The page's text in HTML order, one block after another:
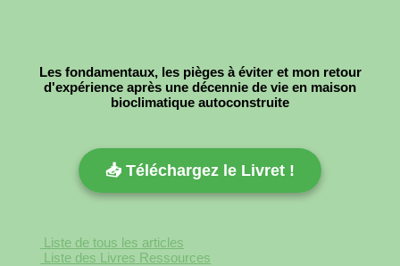
Les fondamentaux, les pièges à éviter et mon retour
d'expérience après une décennie de vie en maison
bioclimatique autoconstruite
📥 Téléchargez le Livret !
Liste de tous les articles
Liste des Livres Ressources